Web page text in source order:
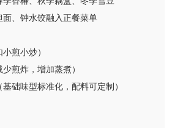
、钟水饺融入正餐菜单
煎小炒）
煎炸，增加蒸煮）
础味型标准化，配料可定制）